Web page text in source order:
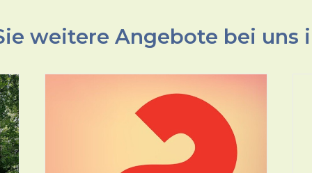
weitere Angebote bei uns